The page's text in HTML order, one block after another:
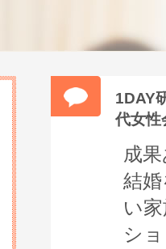
1DAY
代女性
成
結
い
シ